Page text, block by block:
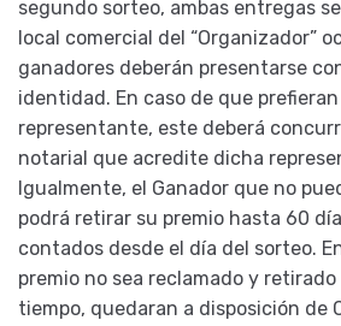
segundo sorteo, ambas entregas
local comercial del “Organizador”
ganadores deberán presentarse
identidad. En caso de que
representante, este deberá
notarial que acredite dicha
Igualmente, el Ganador que no
podrá retirar su premio hasta 60
contados desde el día del sorteo.
premio no sea reclamado y
tiempo, quedaran a disposición de